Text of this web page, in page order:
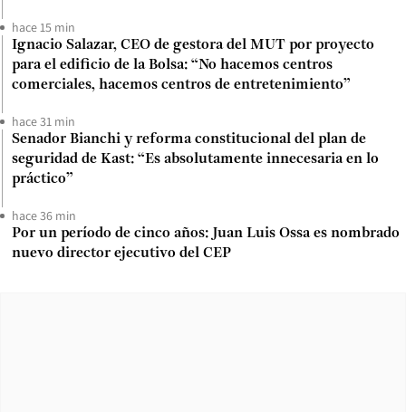
hace 15 min
Ignacio Salazar, CEO de gestora del MUT por proyecto
para el edificio de la Bolsa: “No hacemos centros
comerciales, hacemos centros de entretenimiento”
hace 31 min
Senador Bianchi y reforma constitucional del plan de
seguridad de Kast: “Es absolutamente innecesaria en lo
práctico”
hace 36 min
Por un período de cinco años: Juan Luis Ossa es nombrado
nuevo director ejecutivo del CEP